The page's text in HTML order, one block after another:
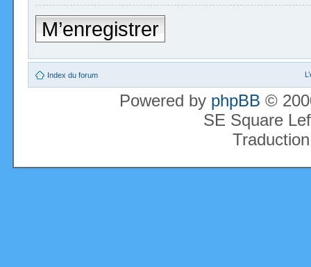
M’enregistrer
Index du forum
Powered by phpBB ©
SE Square